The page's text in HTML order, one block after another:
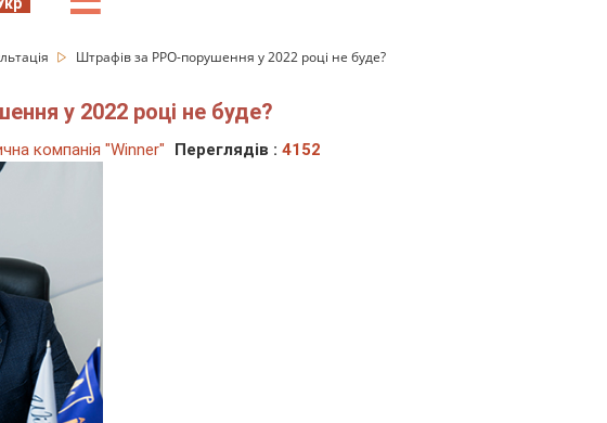
Штрафів за РРО-порушення у 2022 році не буде?
у 2022 році не буде?
компанія "Winner" Переглядів : 4152